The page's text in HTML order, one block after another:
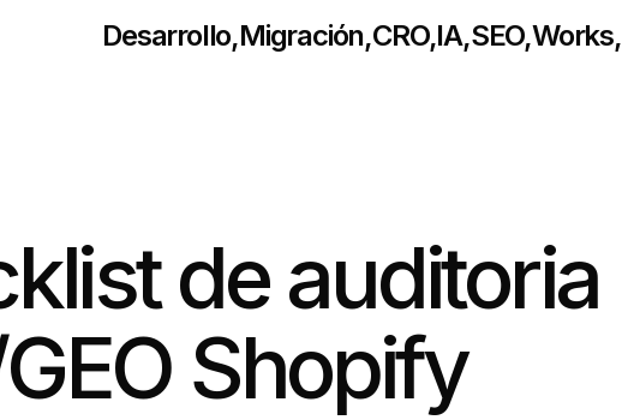
Desarrollo,Migración,CRO,IA,SEO,Works,
de auditoria
Shopify